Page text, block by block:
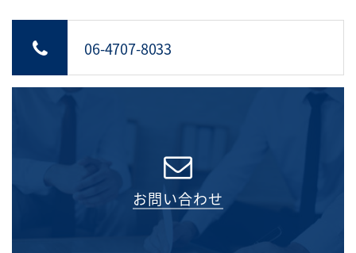
06-4707-8033
お問い合わせ